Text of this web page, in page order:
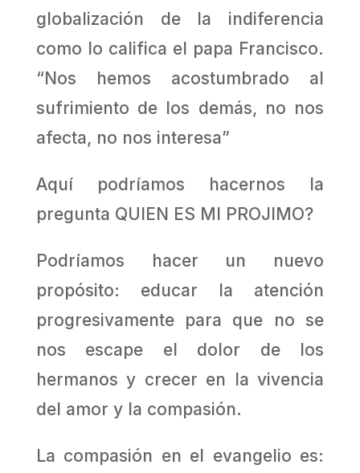
globalización de la indiferencia
como lo califica el papa Francisco.
“Nos hemos acostumbrado al
sufrimiento de los demás, no nos
afecta, no nos interesa”
Aquí podríamos hacernos la
pregunta QUIEN ES MI PROJIMO?
Podríamos hacer un nuevo
propósito: educar la atención
progresivamente para que no se
nos escape el dolor de los
hermanos y crecer en la vivencia
del amor y la compasión.
La compasión en el evangelio es: